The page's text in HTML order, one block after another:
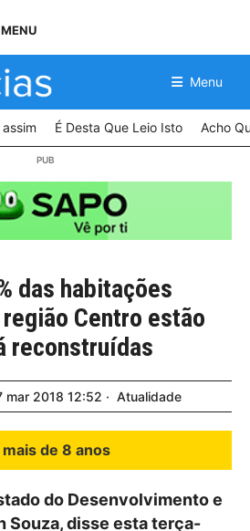
MENU
Menu
É Desta Que Leio Isto Acho
das habitações
Centro estão
reconstruídas
mar 2018 12:52 Atualidade
mais de 8 anos
do Desenvolvimento e
Souza, disse esta terça-